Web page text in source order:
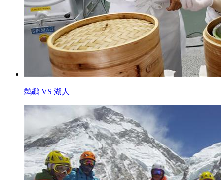
鹈鹕 VS 湖人